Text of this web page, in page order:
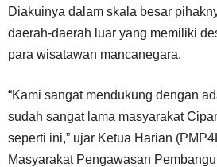
Diakuinya dalam skala besar
daerah-daerah luar yang memiliki
para wisatawan mancanegara.
“Kami sangat mendukung dengan
sudah sangat lama masyarakat
seperti ini,” ujar Ketua Harian
Masyarakat Pengawasan